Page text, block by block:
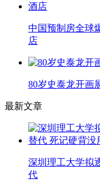
中国预制房全球
店
80岁史泰龙开画
最新文章
深圳理工大学拟
代